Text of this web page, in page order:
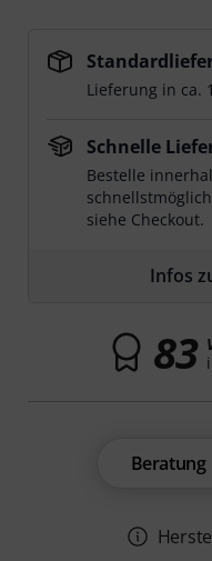
Lieferung in ca.
Schnelle
Bestelle
siehe Checkout.
Infos
83
Beratung